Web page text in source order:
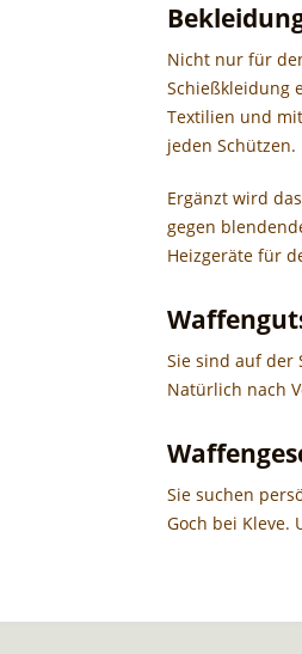
Nicht nur für
Schießkleidung
Textilien und
jeden Schützen.
Ergänzt wird
gegen
Heizgeräte für
Sie sind auf der
Natürlich nach
Sie suchen
Goch bei Kleve.